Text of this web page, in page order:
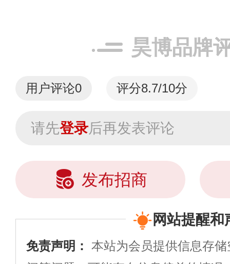
昊博品牌
用户评论0 评分8.7/10分
请先登录后再发表评论
发布招商
网站提醒和
免责声明： 本站为会员提供信息存